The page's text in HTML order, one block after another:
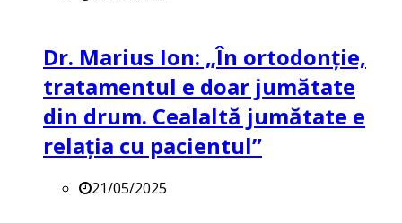
Dr. Marius Ion: „În ortodonție,
tratamentul e doar jumătate
din drum. Cealaltă jumătate e
relația cu pacientul”
21/05/2025